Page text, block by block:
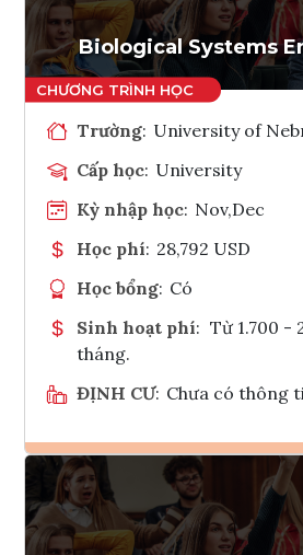
Biological Systems
Trường: University of
Cấp học: University
Kỳ nhập học: Nov,Dec
Học phí: 28,792 USD
Học bổng: Có
Sinh hoạt phí: Từ 1.700 -
tháng.
ĐỊNH CƯ: Chưa có thông
Ghi danh
Tham